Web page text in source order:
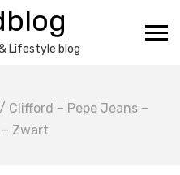
Lifestyle blog
/ Clifford – Pepe Jeans –
Zwart